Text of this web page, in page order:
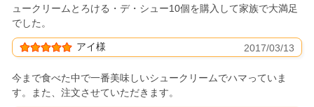
ュークリームとろける・デ・シュー10個を購入して家族で大満足
でした。
アイ様 2017/03/13
今まで食べた中で一番美味しいシュークリームでハマっていま
す。また、注文させていただきます。